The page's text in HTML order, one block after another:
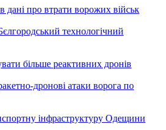
дані про втрати ворожих військ
технологічний
більше реактивних дронів
дронові атаки ворога по
інфраструктуру Одещини